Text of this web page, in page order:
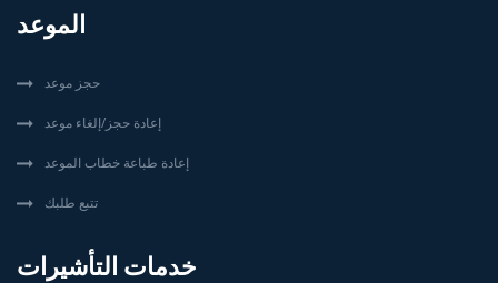
الموعد
حجز موعد
إعادة حجز/إلغاء موعد
إعادة طباعة خطاب الموعد
تتبع طلبك
خدمات التأشيرات